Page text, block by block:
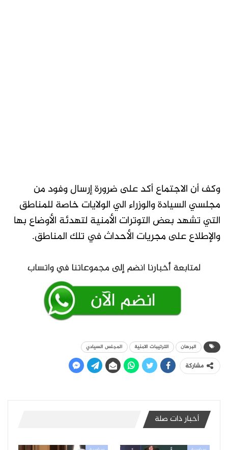
وكف أن الاجتماع أكد على ضرورة إرسال وفود من
مجلسي السيادة والوزراء الي الولايات خاصة للمناطق
التي تشهد بعض التوترات الأمنية لتهدئة الأوضاع بها
والإطلاع على مجريات الأحداث في تلك المناطق.
البرهان الترتيبات الامنية المجلس السيادي
مشاركة
أخبار ذات صلة